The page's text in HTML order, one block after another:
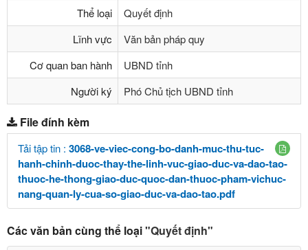
Thể loại
Quyết định
Lĩnh vực
Văn bản pháp quy
Cơ quan ban hành
UBND tỉnh
Người ký
Phó Chủ tịch UBND tỉnh
File đính kèm
Tải tập tin : 3068-ve-viec-cong-bo-danh-muc-thu-tuc-
hanh-chinh-duoc-thay-the-linh-vuc-giao-duc-va-dao-tao-
thuoc-he-thong-giao-duc-quoc-dan-thuoc-pham-vichuc-
nang-quan-ly-cua-so-giao-duc-va-dao-tao.pdf
Các văn bản cùng thể loại"Quyết định"